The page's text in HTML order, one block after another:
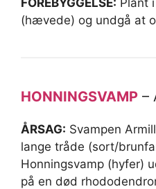
(hævede) og undgå at
HONNINGSVAMP –
ÅRSAG: Svampen
lange tråde (sort/
Honningsvamp (hyfer)
på en død